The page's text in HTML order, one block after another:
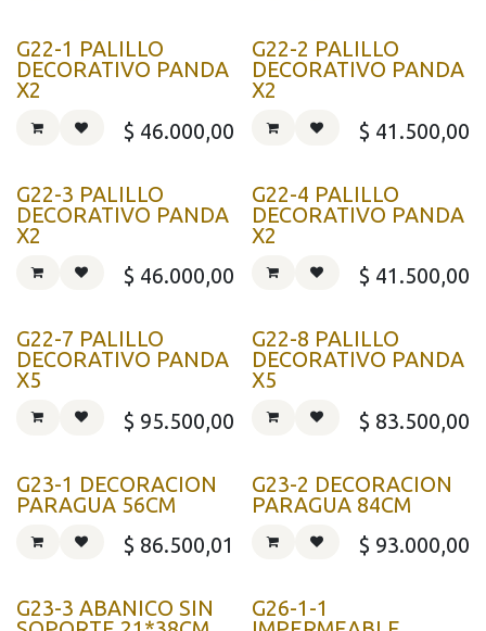
G22-1 PALILLO
DECORATIVO PANDA
X2
$ 46.000,00
G22-2 PALILLO
DECORATIVO PANDA
X2
$ 41.500,00
G22-3 PALILLO
DECORATIVO PANDA
X2
$ 46.000,00
G22-4 PALILLO
DECORATIVO PANDA
X2
$ 41.500,00
G22-7 PALILLO
DECORATIVO PANDA
X5
$ 95.500,00
G22-8 PALILLO
DECORATIVO PANDA
X5
$ 83.500,00
G23-1 DECORACION
PARAGUA 56CM
$ 86.500,01
G23-2 DECORACION
PARAGUA 84CM
$ 93.000,00
G23-3 ABANICO SIN
G26-1-1